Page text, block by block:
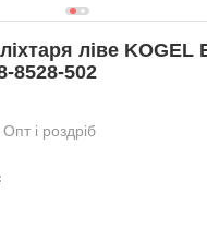
ліве KOGEL
8528-502
Опт і роздріб